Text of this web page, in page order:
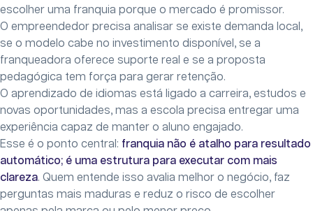
escolher uma franquia porque o mercado é promissor.
O empreendedor precisa analisar se existe demanda local,
se o modelo cabe no investimento disponível, se a
franqueadora oferece suporte real e se a proposta
pedagógica tem força para gerar retenção.
O aprendizado de idiomas está ligado a carreira, estudos e
novas oportunidades, mas a escola precisa entregar uma
experiência capaz de manter o aluno engajado.
Esse é o ponto central: franquia não é atalho para resultado
automático; é uma estrutura para executar com mais
clareza. Quem entende isso avalia melhor o negócio, faz
perguntas mais maduras e reduz o risco de escolher